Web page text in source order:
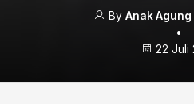
By Anak
•
22 Juli